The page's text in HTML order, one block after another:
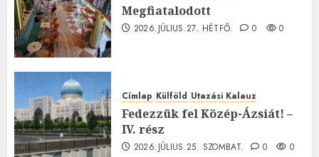
Megfiatalodott
2026.JÚLIUS.27. HÉTFŐ. 0 0
Címlap Külföld Utazási Kalauz
Fedezzük fel Közép-Ázsiát! –
IV. rész
2026.JÚLIUS.25. SZOMBAT. 0 0